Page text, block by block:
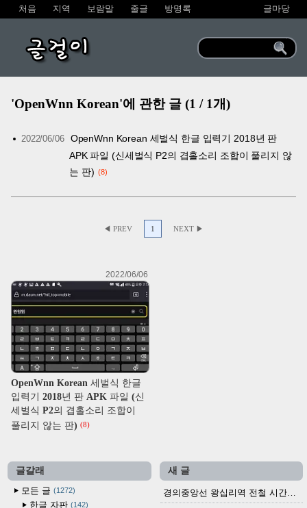
처음 지역 보람말 줄글 방명록 글마당
글걸이
'OpenWnn Korean'에 관한 글 (1 / 1개)
2022/06/06
OpenWnn Korean 세벌식 한글 입력기 2018년 판
APK 파일 (신세벌식 P2의 겹홀소리 조합이 풀리지 않
는 판)
8
◀ PREV 1 NEXT ▶
2022/06/06
OpenWnn Korean 세벌식 한글
입력기 2018년 판 APK 파일 (신
세벌식 P2의 겹홀소리 조합이
풀리지 않는 판)(8)
글갈래
모든 글
1272
한글 자판 142
새 글
경의중앙선 왕십리역 전철 시간표 (2026.4.20~)